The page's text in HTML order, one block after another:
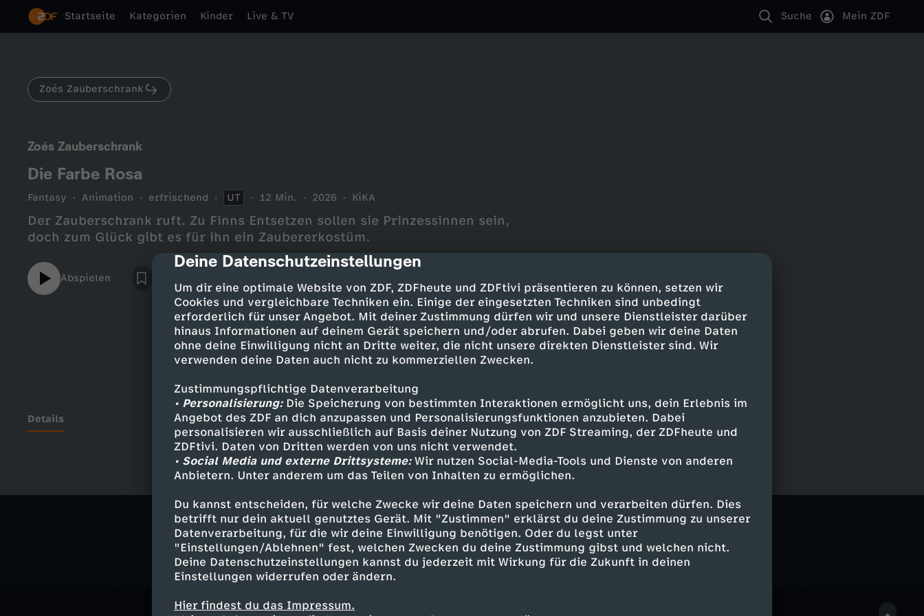
cmp-dialog-description
Deine Datenschutzeinstellungen
Um dir eine optimale Website von ZDF, ZDFheute und ZDFtivi präsentieren zu können, setzen wir
Cookies und vergleichbare Techniken ein. Einige der eingesetzten Techniken sind unbedingt
erforderlich für unser Angebot. Mit deiner Zustimmung dürfen wir und unsere Dienstleister darüber
hinaus Informationen auf deinem Gerät speichern und/oder abrufen. Dabei geben wir deine Daten
ohne deine Einwilligung nicht an Dritte weiter, die nicht unsere direkten Dienstleister sind. Wir
verwenden deine Daten auch nicht zu kommerziellen Zwecken.
Zustimmungspflichtige Datenverarbeitung
• Personalisierung:Die Speicherung von bestimmten Interaktionen ermöglicht uns, dein Erlebnis im
Angebot des ZDF an dich anzupassen und Personalisierungsfunktionen anzubieten. Dabei
personalisieren wir ausschließlich auf Basis deiner Nutzung von ZDF Streaming, der ZDFheute und
ZDFtivi. Daten von Dritten werden von uns nicht verwendet.
• Social Media und externe Drittsysteme:Wir nutzen Social-Media-Tools und Dienste von anderen
Anbietern. Unter anderem um das Teilen von Inhalten zu ermöglichen.
Du kannst entscheiden, für welche Zwecke wir deine Daten speichern und verarbeiten dürfen. Dies
betrifft nur dein aktuell genutztes Gerät. Mit "Zustimmen" erklärst du deine Zustimmung zu unserer
Datenverarbeitung, für die wir deine Einwilligung benötigen. Oder du legst unter
"Einstellungen/Ablehnen" fest, welchen Zwecken du deine Zustimmung gibst und welchen nicht.
Deine Datenschutzeinstellungen kannst du jederzeit mit Wirkung für die Zukunft in deinen
Einstellungen widerrufen oder ändern.
Hier findest du das Impressum.
Startseite Kategorien Kinder Live & TV Suche Mein ZDF
Zoés Zauberschrank
Zoés Zauberschrank
Die Farbe Rosa
Fantasy Animation erfrischend UT 12 Min. 2026 KiKA
Der Zauberschrank ruft. Zu Finns Entsetzen sollen sie Prinzessinnen sein,
doch zum Glück gibt es für ihn ein Zaubererkostüm.
Abspielen
Details
Ähnliche Inhalte entdecken
Fantasy Animation erfrischend Untertitel Zoés Zauberschrank